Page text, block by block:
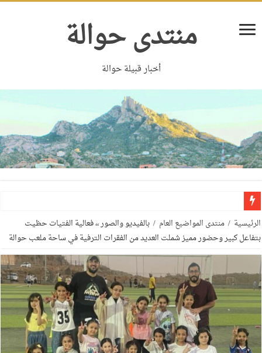
منتدى حوالة
أخبار قبيلة حوالة
الرئيسية / منتدى المواضيع العام / بالفيديو والصور ،، فعالية الفتيات حظيت
بتفاعل كبير وحضور مميز شملت العديد من الفقرات الترفية في ساحة ملعب حوالة